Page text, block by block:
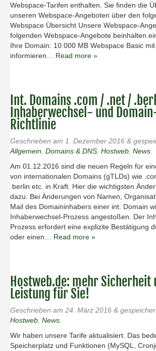
Webspace-Tarifen enthalten. Sie finden die
unseren Webspace-Angeboten über den
Webspace Übersicht Unsere Webspace-
folgenden Webspace-Angebote beinhalten
Ihre Domain: 10.000 MB Webspace Basic
informieren… Read more »
Int. Domains .com / .net /
Inhaberwechsel- und
Richtlinie
Geschrieben am 1. Dezember 2016 &
Allgemein Domains & DNS Hostweb News
Am 01.12.2016 sind die neuen Regeln für
von internationalen Domains (gTLDs) wie
.berlin etc. in Kraft. Hier die wichtigsten
dazu: Bei Änderungen von Namen,
Mail des Domaininhabers einer int. Domain
Inhaberwechsel-Prozess angestoßen. Der
Prozess erfordert eine explizite Bestätigung
oder einen… Read more »
Hostweb.de: mehr Sicherheit
Leistung für Sie!
Geschrieben am 24. März 2016 &
Hostweb News
Wir haben unsere Tarife aktualisiert. Das
Speicherplatz und Funktionen (MySQL,